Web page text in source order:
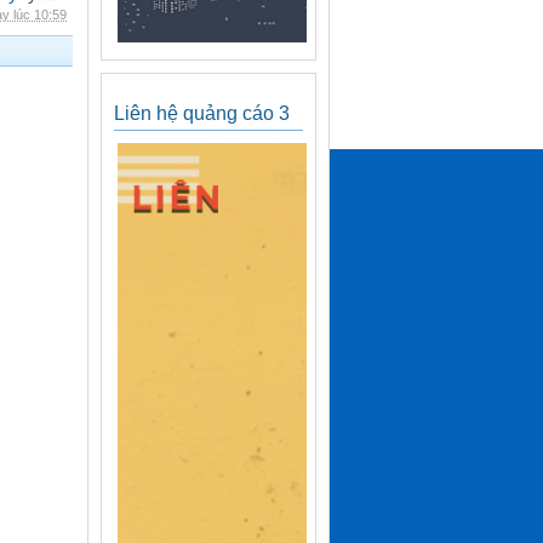
lúc 10:59
Liên hệ quảng cáo 3